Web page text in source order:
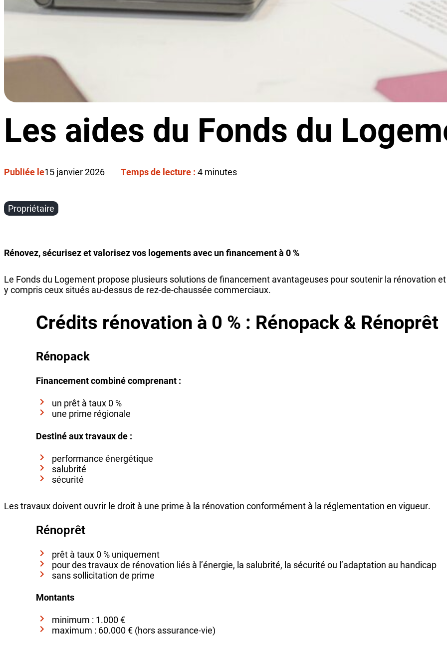
Les aides du Fonds du
Publiée le15 janvier 2026 Temps de lecture : 4 minutes
Propriétaire
Rénovez, sécurisez et valorisez vos logements avec un financement à 0 %
Le Fonds du Logement propose plusieurs solutions de financement avantageuses pour soutenir la rénovation
y compris ceux situés au-dessus de rez-de-chaussée commerciaux.
Crédits rénovation à 0 % : Rénopack & Rénoprêt
Rénopack
Financement combiné comprenant :
un prêt à taux 0 %
une prime régionale
Destiné aux travaux de :
performance énergétique
salubrité
sécurité
Les travaux doivent ouvrir le droit à une prime à la rénovation conformément à la réglementation en vigueur.
Rénoprêt
prêt à taux 0 % uniquement
pour des travaux de rénovation liés à l’énergie, la salubrité, la sécurité ou l’adaptation au handicap
sans sollicitation de prime
Montants
minimum : 1.000 €
maximum : 60.000 € (hors assurance-vie)